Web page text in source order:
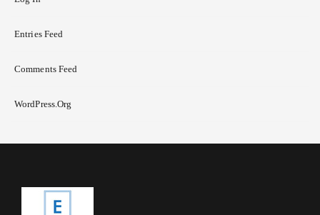
Entries Feed
Comments Feed
WordPress.org